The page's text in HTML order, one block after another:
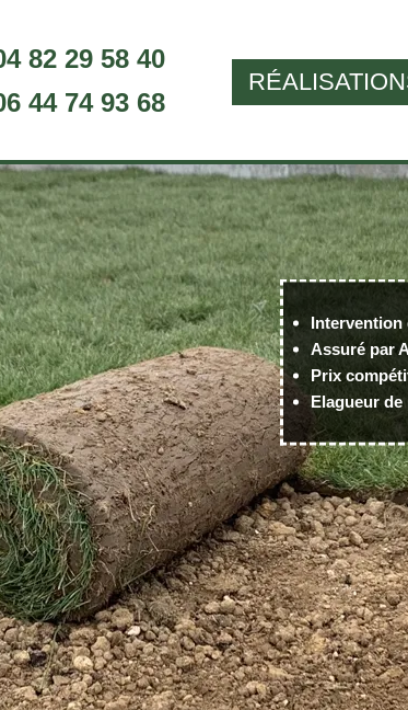
82 29 58 40
44 74 93 68
Intervention
Assuré par
Prix
Elagueur de